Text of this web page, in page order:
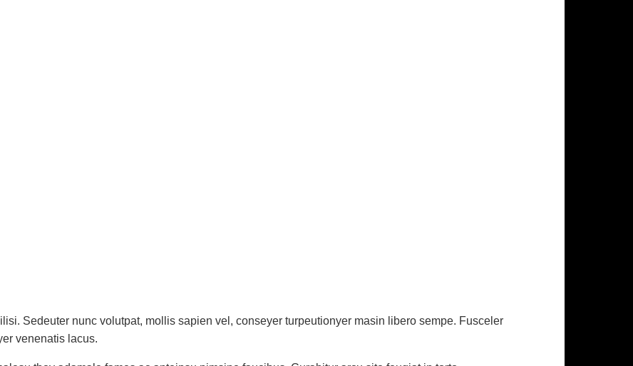
Sedeuter nunc volutpat, mollis sapien vel, conseyer turpeutionyer masin libero sempe. Fusceler
venenatis lacus.